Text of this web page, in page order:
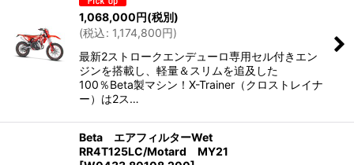
1,068,000円(税別)
(税込: 1,174,800円)
最新2ストロークエンデューロ専用セル付きエン
ジンを搭載し、軽量＆スリムを追及した
100％Beta製マシン！X-Trainer（クロストレイナ
ー）は2ス…
Beta エアフィルターWet
RR4T125LC/Motard MY21